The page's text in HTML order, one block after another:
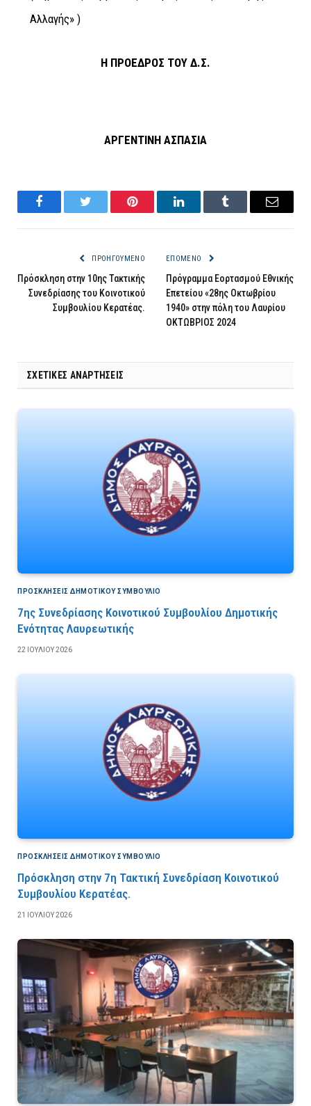
Αλλαγής» )
Η ΠΡΟΕΔΡΟΣ ΤΟΥ Δ.Σ.
ΑΡΓΕΝΤΙΝΗ ΑΣΠΑΣΙΑ
FacebookTwitter Pinterest LinkedInTumblr Email
ΠΡΟΗΓΟΎΜΕΝΟ
Πρόσκληση στην 10ης Τακτικής
Συνεδρίασης του Κοινοτικού
Συμβουλίου Κερατέας.
ΕΠΌΜΕΝΟ
Πρόγραμμα Εορτασμού Εθνικής
Επετείου «28ης Οκτωβρίου
1940» στην πόλη του Λαυρίου
ΟΚΤΩΒΡΙΟΣ 2024
ΣΧΕΤΙΚΈΣ ΑΝΑΡΤΉΣΕΙΣ
ΠΡΟΣΚΛΉΣΕΙΣ ΔΗΜΟΤΙΚΟΎ ΣΥΜΒΟΎΛΙΟ
7ης Συνεδρίασης Κοινοτικού Συμβουλίου Δημοτικής
Ενότητας Λαυρεωτικής
22 ΙΟΥΛΊΟΥ 2026
ΠΡΟΣΚΛΉΣΕΙΣ ΔΗΜΟΤΙΚΟΎ ΣΥΜΒΟΎΛΙΟ
Πρόσκληση στην 7η Τακτική Συνεδρίαση Κοινοτικού
Συμβουλίου Κερατέας.
21 ΙΟΥΛΊΟΥ 2026